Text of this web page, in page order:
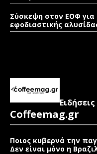
Σύσκεψη στον ΕΟΦ για
εφοδιαστικής
Coffeemag.gr
Ποιος κυβερνά την
Δεν είναι μόνο η